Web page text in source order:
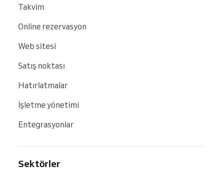
Takvim
Online rezervasyon
Web sitesi
Satış noktası
Hatırlatmalar
İşletme yönetimi
Entegrasyonlar
Sektörler